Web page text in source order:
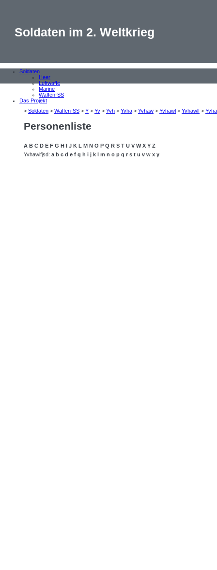
Soldaten im 2. Weltkrieg
Soldaten
Heer
Luftwaffe
Marine
Waffen-SS
Das Projekt
> Soldaten > Waffen-SS > Y > Yv > Yvh > Yvha > Yvhaw > Yvhawl > Yvhawlf >
Personenliste
A B C D E F G H J K L M N O P Q R S T U V W X Y Z
Yvhawlfjsd: a b c d e f g h i j k l m n o p q r s t u v w x y